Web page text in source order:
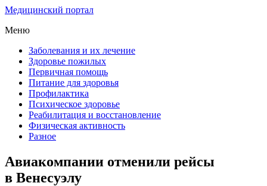
Медицинский портал
Меню
Заболевания и их лечение
Здоровье пожилых
Первичная помощь
Питание для здоровья
Профилактика
Психическое здоровье
Реабилитация и восстановление
Физическая активность
Разное
Авиакомпании отменили рейсы
в Венесуэлу